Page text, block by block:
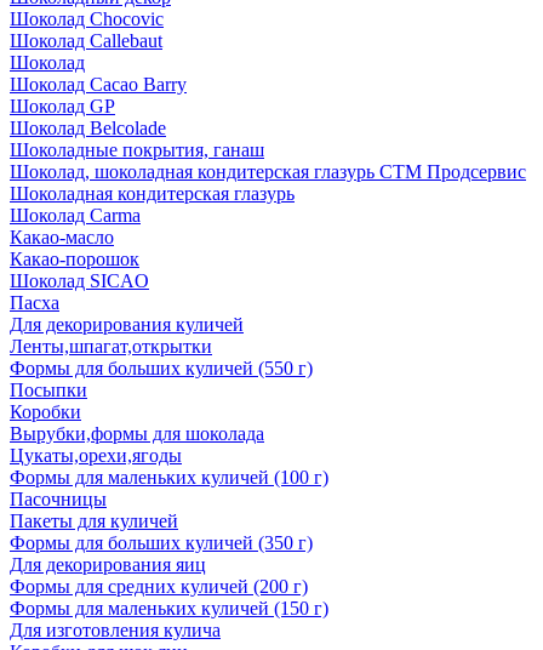
Шоколад Chocovic
Шоколад Callebaut
Шоколад
Шоколад Cacao Barry
Шоколад GP
Шоколад Belcolade
Шоколадные покрытия, ганаш
Шоколад, шоколадная кондитерская глазурь СТМ Продсервис
Шоколадная кондитерская глазурь
Шоколад Carma
Какао-масло
Какао-порошок
Шоколад SICAO
Пасха
Для декорирования куличей
Ленты,шпагат,открытки
Формы для больших куличей (550 г)
Посыпки
Коробки
Вырубки,формы для шоколада
Цукаты,орехи,ягоды
Формы для маленьких куличей (100 г)
Пасочницы
Пакеты для куличей
Формы для больших куличей (350 г)
Для декорирования яиц
Формы для средних куличей (200 г)
Формы для маленьких куличей (150 г)
Для изготовления кулича